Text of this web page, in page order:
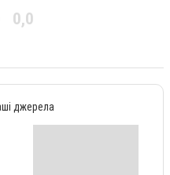
0,0
джерела